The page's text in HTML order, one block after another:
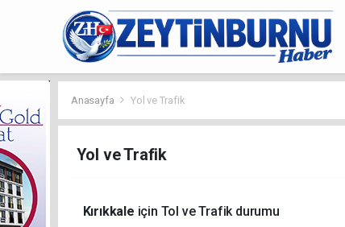
Anasayfa Yol ve Trafik
Yol ve Trafik
Kırıkkale için Tol ve Trafik durumu